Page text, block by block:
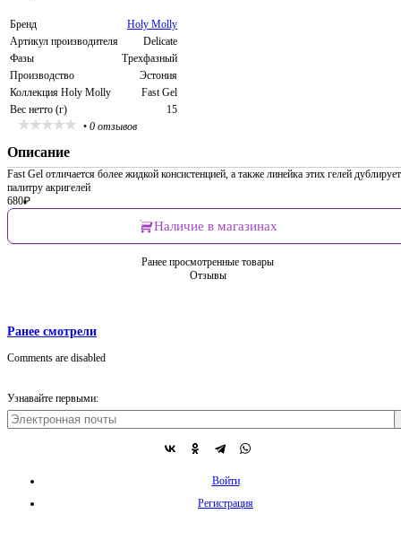
Бренд
Holy Molly
Артикул производителя
Delicate
Фазы
Трехфазный
Производство
Эстония
Коллекция Holy Molly
Fast Gel
Вес нетто (г)
15
• 0 отзывов
Описание
Fast Gel отличается более жидкой консистенцией, а также линейка этих гелей дублирует
палитру акригелей
680₽
Наличие в магазинах
Ранее просмотренные товары
Отзывы
Ранее смотрели
Comments are disabled
Узнавайте первыми:
Войти
Регистрация